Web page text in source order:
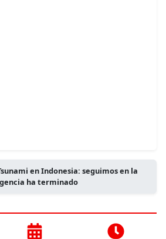
en Indonesia: seguimos en la
ha terminado